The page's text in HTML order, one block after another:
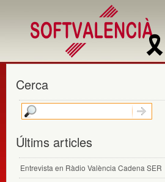
Cerca
Últims articles
Entrevista en Ràdio València Cadena SER